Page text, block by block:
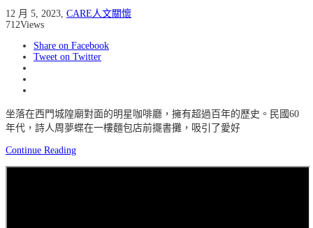
12 月 5, 2023, CARE人文關懷
712Views
Share on Facebook
Tweet on Twitter
坐落在西門城隍廟對面的明星咖啡廳，擁有超過百年的歷史。民國60
年代，詩人周夢蝶在一樓麵包店前擺書攤，吸引了愛好
Continue Reading